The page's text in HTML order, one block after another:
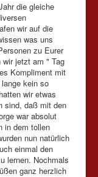
die gleiche
wir auf die
was uns
zu Eurer
jetzt am " Tag
Kompliment mit
kein so
wir etwas
sind, daß mit den
war absolut
in dem tollen
nun natürlich
einmal den
lernen. Nochmals
ganz herzlich